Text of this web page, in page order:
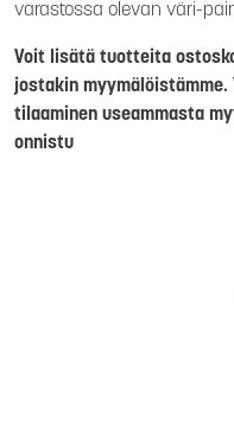
varastossa olevan väri-
Voit lisätä tuotteita
jostakin
tilaaminen useammasta
onnistu